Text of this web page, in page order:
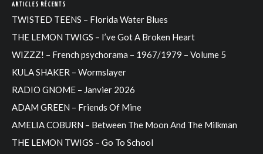
ARTICLES RÉCENTS
TWISTED TEENS – Florida Water Blues
THE LEMON TWIGS – I’ve Got A Broken Heart
WIZZZ! – French psychorama – 1967/1979 – Volume 5
KULA SHAKER – Wormslayer
RADIO GNOME – Janvier 2026
ADAM GREEN – Friends Of Mine
AMELIA COBURN – Between The Moon And The Milkman
THE LEMON TWIGS – Go To School